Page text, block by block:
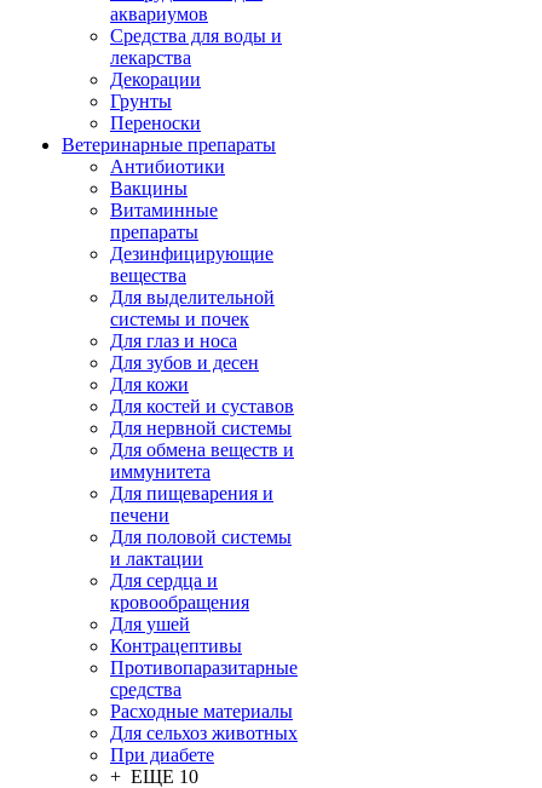
аквариумов
Средства для воды и
лекарства
Декорации
Грунты
Переноски
Ветеринарные препараты
Антибиотики
Вакцины
Витаминные
препараты
Дезинфицирующие
вещества
Для выделительной
системы и почек
Для глаз и носа
Для зубов и десен
Для кожи
Для костей и суставов
Для нервной системы
Для обмена веществ и
иммунитета
Для пищеварения и
печени
Для половой системы
и лактации
Для сердца и
кровообращения
Для ушей
Контрацептивы
Противопаразитарные
средства
Расходные материалы
Для сельхоз животных
При диабете
+ ЕЩЕ 10